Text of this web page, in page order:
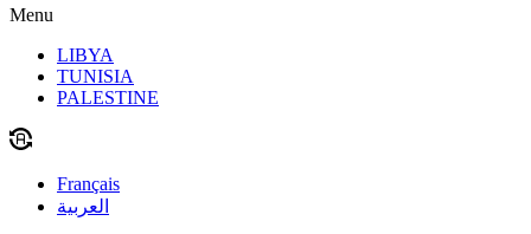
Menu
LIBYA
TUNISIA
PALESTINE
Français
العربية